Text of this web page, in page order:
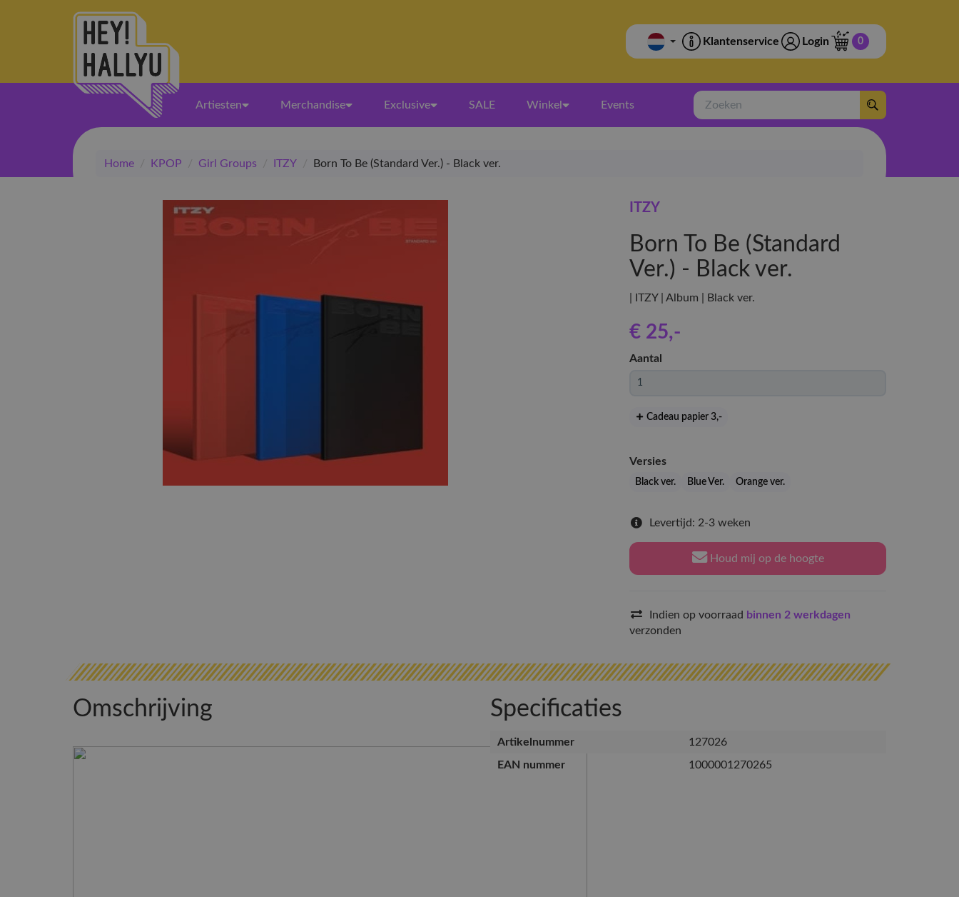
Klantenservice Login 0
Artiesten Merchandise Exclusive SALE Winkel Events
Zoeken
Home / KPOP / Girl Groups / ITZY / Born To Be (Standard Ver.) - Black ver.
ITZY
Born To Be (Standard
Ver.) - Black ver.
| ITZY | Album | Black ver.
€ 25,-
Aantal
Cadeau papier 3,-
Versies
Black ver. Blue Ver. Orange ver.
Levertijd: 2-3 weken
Houd mij op de hoogte
Indien op voorraad binnen 2 werkdagen
verzonden
Omschrijving Specificaties
Artikelnummer
127026
EAN nummer
1000001270265